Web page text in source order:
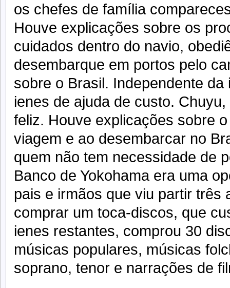
os chefes de família
Houve explicações sobre os
cuidados dentro do navio,
desembarque em portos pelo
sobre o Brasil. Independente
ienes de ajuda de custo.
feliz. Houve explicações sobre
viagem e ao desembarcar no
quem não tem necessidade de
Banco de Yokohama era uma
pais e irmãos que viu partir três
comprar um toca-discos, que
ienes restantes, comprou 30
músicas populares, músicas
soprano, tenor e narrações de